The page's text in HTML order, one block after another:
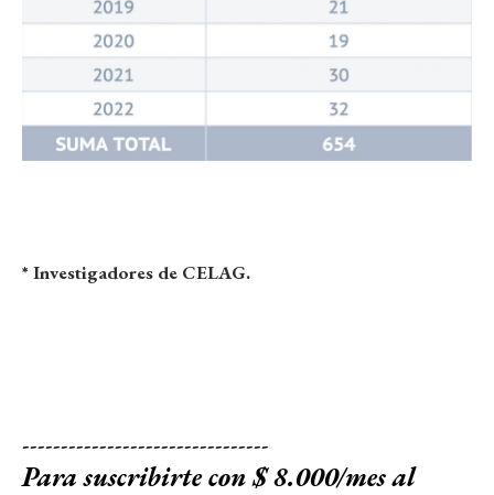
* Investigadores de CELAG.
--------------------------------
Para suscribirte con $ 8.000/mes al